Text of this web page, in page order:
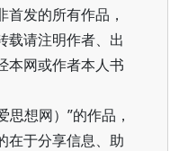
发的所有作品，
载请注明作者、出
本网或作者本人书
思想网）”的作品，
在于分享信息、助